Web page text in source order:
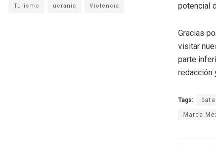
potencial
Gracias
visitar
parte
redacción
Tags:
Marca
Turismo ucrania Violencia